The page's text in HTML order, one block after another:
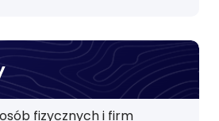
fizycznych i firm